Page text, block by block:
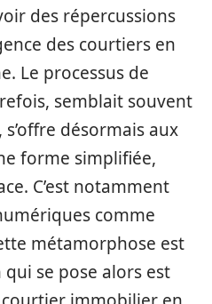
des répercussions
des courtiers en
Le processus de
semblait souvent
désormais aux
forme simplifiée,
C’est notamment
comme
métamorphose est
se pose alors est